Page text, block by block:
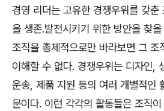
경영 리더는 고유한 경쟁우위를 갖춘
을 생존․발전시키기 위한 방안을 찾
조직을 총체적으로만 바라보면 그 조
이해할 수 없다. 경쟁우위는 디자인,
운송, 제품 지원 등의 여러 개별적인
문이다. 이런 각각의 활동들은 조직